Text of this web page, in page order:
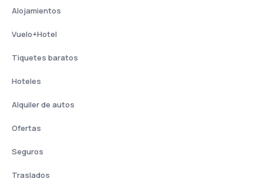
Alojamientos
Vuelo+Hotel
Tiquetes baratos
Hoteles
Alquiler de autos
Ofertas
Seguros
Traslados